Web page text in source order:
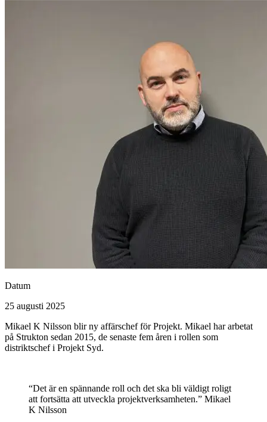
Datum
25 augusti 2025
Mikael K Nilsson blir ny affärschef för Projekt. Mikael har arbetat
på Strukton sedan 2015, de senaste fem åren i rollen som
distriktschef i Projekt Syd.
“Det är en spännande roll och det ska bli väldigt roligt
att fortsätta att utveckla projektverksamheten.” Mikael
K Nilsson